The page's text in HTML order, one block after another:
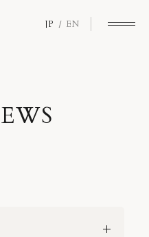
JP EN
EWS